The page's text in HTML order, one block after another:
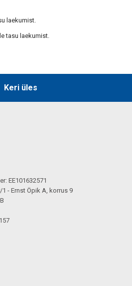
laekumist.
tasu laekumist.
Keri üles
EE101632571
- Ernst Öpik A, korrus 9